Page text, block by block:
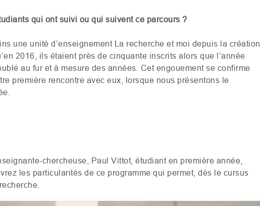
qui ont suivi ou qui suivent ce parcours ?
une unité d’enseignement La recherche et moi depuis la création
2016, ils étaient près de cinquante inscrits alors que l’année
au fur et à mesure des années. Cet engouement se confirme
première rencontre avec eux, lorsque nous présentons le
chercheuse, Paul Vittot, étudiant en première année,
les particularités de ce programme qui permet, dès le cursus